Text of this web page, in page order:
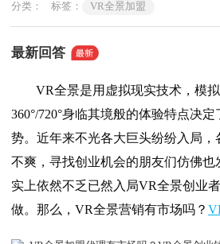
分类： 标签： VR全景加盟
最新回答
VR全景是用虚拟现实技术，模
360°/720°身临其境般的体验特点决
势。近年来不光各大巨头纷纷入局
不爽，寻找创业机会的朋友们仿佛
实上依然不乏已然入局VR全景创业
做。那么，VR全景营销有市场吗？